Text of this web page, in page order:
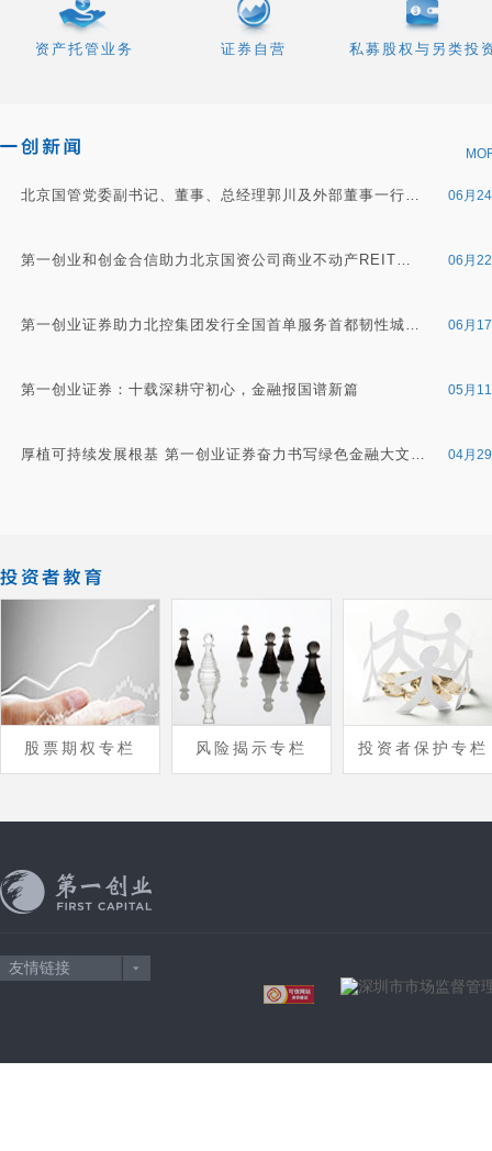
资产托管业务 证券自营 私募股权与另类投
06月
北京国管党委副书记、董事、总经理郭川及外部董事一行调研第一创业证券
06月
第一创业和创金合信助力北京国资公司商业不动产REIT高效获批
06月
第一创业证券助力北控集团发行全国首单服务首都韧性城市建设主题债券
05月
第一创业证券：十载深耕守初心，金融报国谱新篇
04月
厚植可持续发展根基 第一创业证券奋力书写绿色金融大文章
股票期权专栏 风险揭示专栏 投资者保护专栏
友情链接